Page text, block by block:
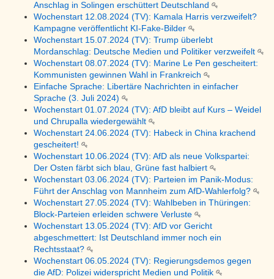
Anschlag in Solingen erschüttert Deutschland
Wochenstart 12.08.2024 (TV): Kamala Harris verzweifelt?
Kampagne veröffentlicht KI-Fake-Bilder
Wochenstart 15.07.2024 (TV): Trump überlebt
Mordanschlag: Deutsche Medien und Politiker verzweifelt
Wochenstart 08.07.2024 (TV): Marine Le Pen gescheitert:
Kommunisten gewinnen Wahl in Frankreich
Einfache Sprache: Libertäre Nachrichten in einfacher
Sprache (3. Juli 2024)
Wochenstart 01.07.2024 (TV): AfD bleibt auf Kurs – Weidel
und Chrupalla wiedergewählt
Wochenstart 24.06.2024 (TV): Habeck in China krachend
gescheitert!
Wochenstart 10.06.2024 (TV): AfD als neue Volkspartei:
Der Osten färbt sich blau, Grüne fast halbiert
Wochenstart 03.06.2024 (TV): Parteien im Panik-Modus:
Führt der Anschlag von Mannheim zum AfD-Wahlerfolg?
Wochenstart 27.05.2024 (TV): Wahlbeben in Thüringen:
Block-Parteien erleiden schwere Verluste
Wochenstart 13.05.2024 (TV): AfD vor Gericht
abgeschmettert: Ist Deutschland immer noch ein
Rechtsstaat?
Wochenstart 06.05.2024 (TV): Regierungsdemos gegen
die AfD: Polizei widerspricht Medien und Politik